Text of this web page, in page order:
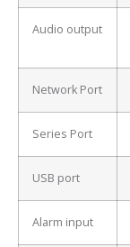
Audio output
Network Port
Series Port
USB port
Alarm input